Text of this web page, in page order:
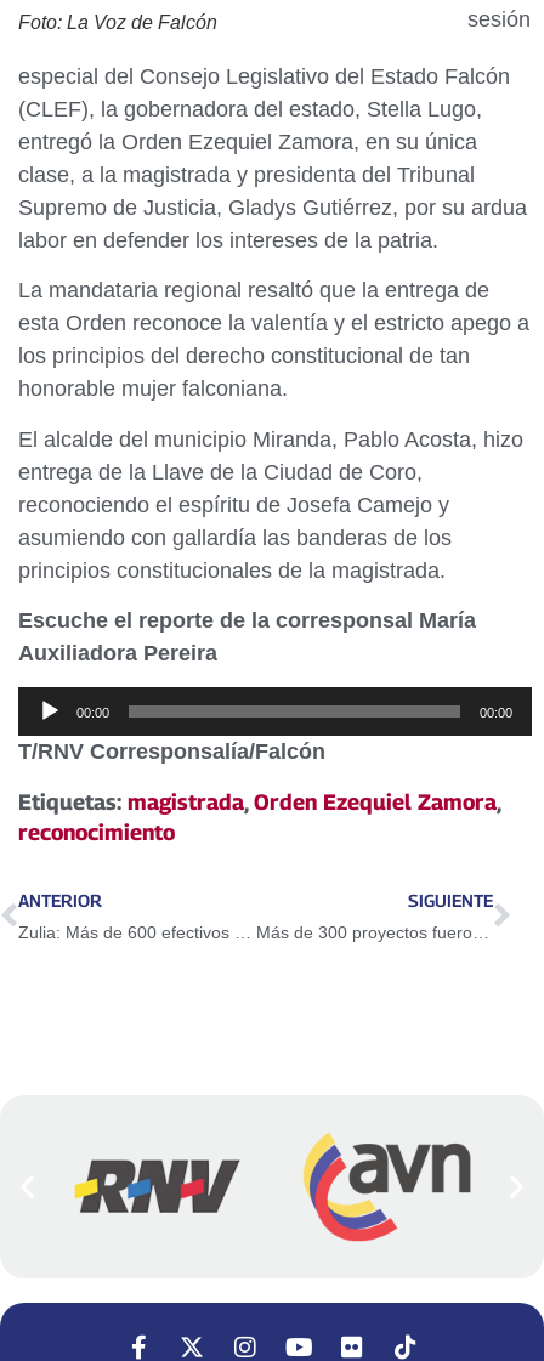
Foto: La Voz de Falcón
sesión
especial del Consejo Legislativo del Estado Falcón
(CLEF), la gobernadora del estado, Stella Lugo,
entregó la Orden Ezequiel Zamora, en su única
clase, a la magistrada y presidenta del Tribunal
Supremo de Justicia, Gladys Gutiérrez, por su ardua
labor en defender los intereses de la patria.
La mandataria regional resaltó que la entrega de
esta Orden reconoce la valentía y el estricto apego a
los principios del derecho constitucional de tan
honorable mujer falconiana.
El alcalde del municipio Miranda, Pablo Acosta, hizo
entrega de la Llave de la Ciudad de Coro,
reconociendo el espíritu de Josefa Camejo y
asumiendo con gallardía las banderas de los
principios constitucionales de la magistrada.
Escuche el reporte de la corresponsal María
Auxiliadora Pereira
Reproductor
de
00:00 00:00
T/RNV Corresponsalía/Falcón
Etiquetas: magistrada,Orden Ezequiel Zamora,
reconocimiento
ANTERIOR SIGUIENTE
Más de 300 proyectos fueron presentados en asamblea del programa Soy Joven